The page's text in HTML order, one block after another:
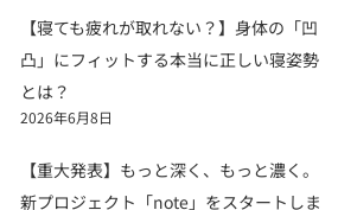
【寝ても疲れが取れない？】身体の「凹
凸」にフィットする本当に正しい寝姿勢
とは？
2026年6月8日
【重大発表】もっと深く、もっと濃く。
新プロジェクト「note」をスタートしま